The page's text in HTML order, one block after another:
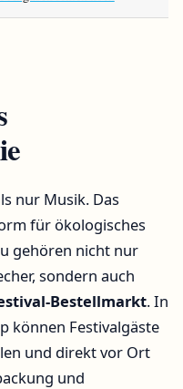
nur Musik. Das
für ökologisches
gehören nicht nur
sondern auch
Bestellmarkt. In
können Festivalgäste
und direkt vor Ort
und